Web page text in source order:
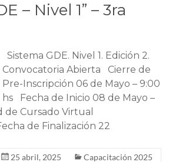
– Nivel 1” – 3ra
Sistema GDE. Nivel 1. Edición 2.
Convocatoria Abierta Cierre de
Pre-Inscripción 06 de Mayo – 9:00
hs Fecha de Inicio 08 de Mayo –
Cursado Virtual
de Finalización 22
25 abril, 2025 Capacitación 2025